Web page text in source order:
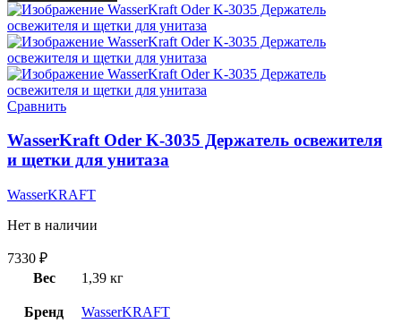
Сравнить
WasserKraft Oder K-3035 Держатель освежителя
и щетки для унитаза
WasserKRAFT
Нет в наличии
7330 ₽
Вес
1,39 кг
Бренд WasserKRAFT